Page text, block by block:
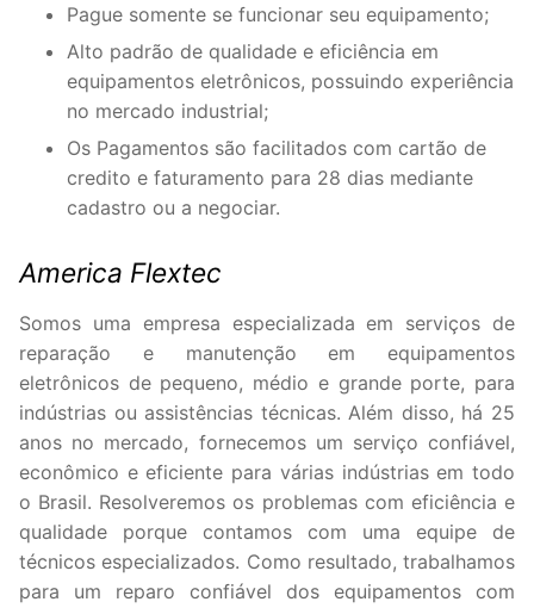
Pague somente se funcionar seu equipamento;
Alto padrão de qualidade e eficiência em
equipamentos eletrônicos, possuindo experiência
no mercado industrial;
Os Pagamentos são facilitados com cartão de
credito e faturamento para 28 dias mediante
cadastro ou a negociar.
America Flextec
Somos uma empresa especializada em serviços de
reparação e manutenção em equipamentos
eletrônicos de pequeno, médio e grande porte, para
indústrias ou assistências técnicas. Além disso, há 25
anos no mercado, fornecemos um serviço confiável,
econômico e eficiente para várias indústrias em todo
o Brasil. Resolveremos os problemas com eficiência e
qualidade porque contamos com uma equipe de
técnicos especializados. Como resultado, trabalhamos
para um reparo confiável dos equipamentos com